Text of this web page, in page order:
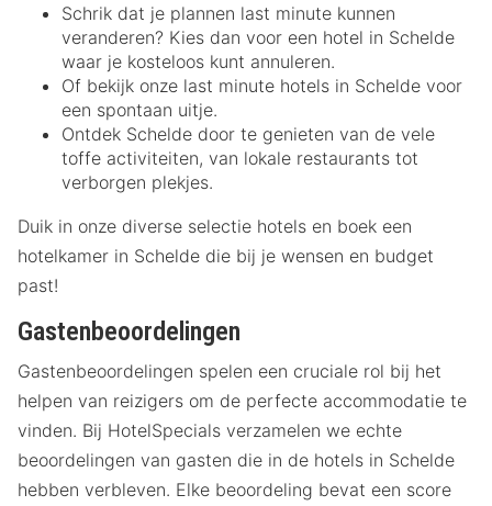
Schrik dat je plannen last minute kunnen
veranderen? Kies dan voor een hotel in Schelde
waar je kosteloos kunt annuleren.
Of bekijk onze last minute hotels in Schelde voor
een spontaan uitje.
Ontdek Schelde door te genieten van de vele
toffe activiteiten, van lokale restaurants tot
verborgen plekjes.
Duik in onze diverse selectie hotels en boek een
hotelkamer in Schelde die bij je wensen en budget
past!
Gastenbeoordelingen
Gastenbeoordelingen spelen een cruciale rol bij het
helpen van reizigers om de perfecte accommodatie te
vinden. Bij HotelSpecials verzamelen we echte
beoordelingen van gasten die in de hotels in Schelde
hebben verbleven. Elke beoordeling bevat een score